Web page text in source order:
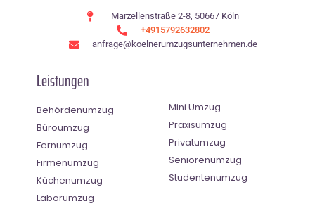
Marzellenstraße 2-8, 50667 Köln
+4915792632802
anfrage@koelnerumzugsunternehmen.de
Leistungen
Behördenumzug
Büroumzug
Fernumzug
Firmenumzug
Küchenumzug
Laborumzug
Mini Umzug
Praxisumzug
Privatumzug
Seniorenumzug
Studentenumzug